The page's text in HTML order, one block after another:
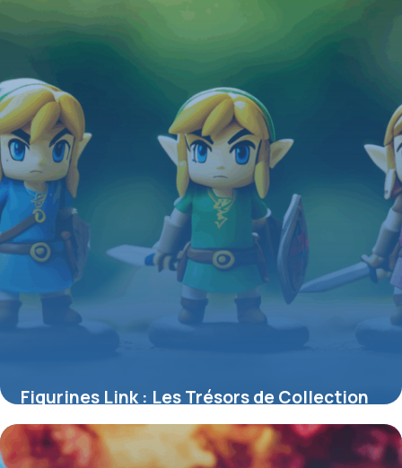
4 juillet 2025
Figurines Link : Les Trésors de Collection
Inspirés par The Legend of Zelda
4 juillet 2025